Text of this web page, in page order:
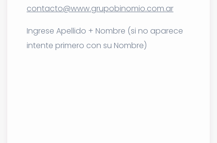
contacto@www.grupobinomio.com.ar
Ingrese Apellido + Nombre (si no aparece
intente primero con su Nombre)